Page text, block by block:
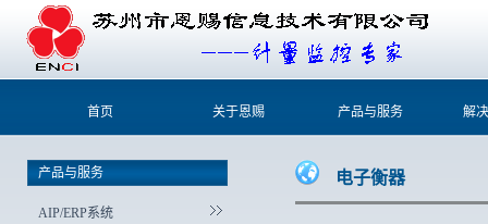
首页 关于恩赐 产品与服务 解
产品与服务
AIP/ERP系统
电子衡器